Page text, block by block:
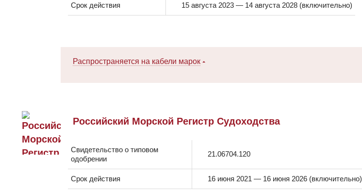
Срок действия 15 августа 2023 — 14 августа 2028 (включительно)
Распространяется на кабели марок
Российский Морской Регистр Судоходства
Свидетельство о типовом
одобрении
21.06704.120
Срок действия 16 июня 2021 — 16 июня 2026 (включительно)